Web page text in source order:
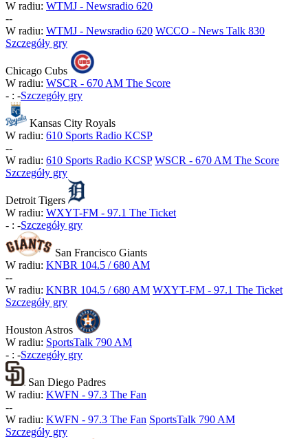
W radiu: WTMJ - Newsradio 620
--
W radiu: WTMJ - Newsradio 620 WCCO - News Talk 830
Szczegóły gry
Chicago Cubs
W radiu: WSCR - 670 AM The Score
- : -Szczegóły gry
Kansas City Royals
W radiu: 610 Sports Radio KCSP
--
W radiu: 610 Sports Radio KCSP WSCR - 670 AM The Score
Szczegóły gry
Detroit Tigers
W radiu: WXYT-FM - 97.1 The Ticket
- : -Szczegóły gry
San Francisco Giants
W radiu: KNBR 104.5 / 680 AM
--
W radiu: KNBR 104.5 / 680 AM WXYT-FM - 97.1 The Ticket
Szczegóły gry
Houston Astros
W radiu: SportsTalk 790 AM
- : -Szczegóły gry
San Diego Padres
W radiu: KWFN - 97.3 The Fan
--
W radiu: KWFN - 97.3 The Fan SportsTalk 790 AM
Szczegóły gry